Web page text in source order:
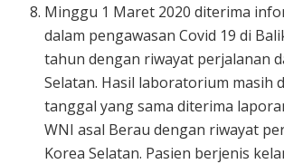
Minggu 1 Maret 2020 diterima
dalam pengawasan Covid 19 di
tahun dengan riwayat perjalanan
Selatan. Hasil laboratorium masih
tanggal yang sama diterima
WNI asal Berau dengan riwayat
Korea Selatan. Pasien berjenis